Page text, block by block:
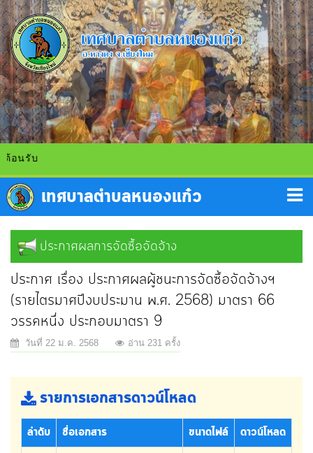
อนรับ
ประกาศผลการจัดซื้อจัดจ้าง
ประกาศ เรื่อง ประกาศผลผู้ชนะการจัดซื้อจัดจ้างฯ
(รายไตรมาศปีงบประมาน พ.ศ. 2568) มาตรา 66
วรรคหนึ่ง ประกอบมาตรา 9
วันที่ 22 ม.ค. 2568 อ่าน 231 ครั้ง
รายการเอกสารดาวน์โหลด
ลำดับ ชื่อเอกสาร ขนาดไฟล์ ดาวน์โหลด